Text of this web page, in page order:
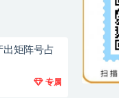
出矩阵号占
专属